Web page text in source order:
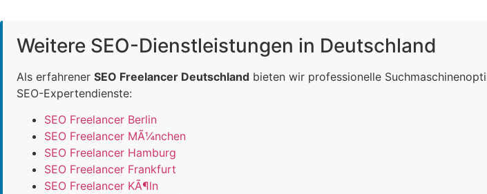
Weitere SEO-Dienstleistungen in Deutschland
Als erfahrener SEO Freelancer Deutschland bieten wir professionelle
SEO-Expertendienste:
SEO Freelancer Berlin
SEO Freelancer MÃ¼nchen
SEO Freelancer Hamburg
SEO Freelancer Frankfurt
SEO Freelancer KÃ¶ln